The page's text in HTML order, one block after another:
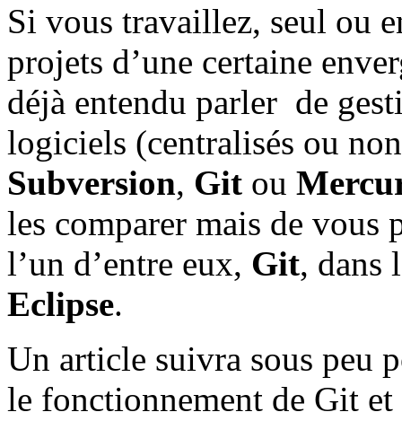
Si vous travaillez, seul ou
projets d’une certaine
déjà entendu parler de
logiciels (centralisés ou
Subversion, Git ou
les comparer mais de vous
l’un d’entre eux, Git, dans
Eclipse.
Un article suivra sous peu
le fonctionnement de Git